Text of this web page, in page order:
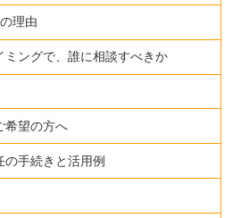
理由
ミングで、誰に相談すべきか
希望の方へ
手続きと活用例